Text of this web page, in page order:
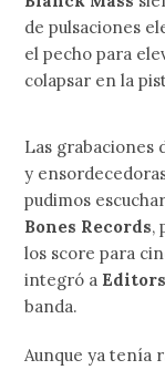
de pulsaciones
el pecho para
colapsar en la
Las grabaciones
y
pudimos
Bones Records,
los score para
integró a Editors
banda.
Aunque ya tenía